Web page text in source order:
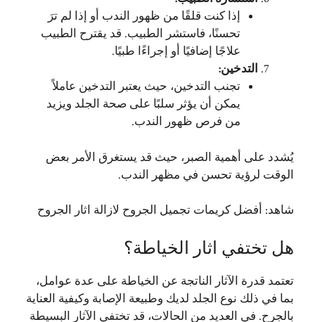
إذا كنت قلقًا من ظهور الندب أو إذا لم ترَ
تحسنًا، فاستشر الطبيب. قد يقترح الطبيب
علاجًا إضافيًا أو إجراءًا طبيًا.
التدخين:
تجنب التدخين، حيث يعتبر التدخين عاملاً
يمكن أن يؤثر سلبًا على صحة الجلد ويزيد
من فرص ظهور الندب.
يُشدد على أهمية الصبر، حيث قد يستغرق الأمر بعض
الوقت لرؤية تحسن في مظهر الندب.
شاهد: أفضل كريمات تجميل الجروح لازالة اثار الجروح
هل تختفي اثار الخياطة؟
تعتمد قدرة الآثار الناتجة عن الخياطة على عدة عوامل،
بما في ذلك نوع الجلد لديك وطبيعة الإصابة وكيفية العناية
بالجرح. في العديد من الحالات، قد تختفي الآثار البسيطة